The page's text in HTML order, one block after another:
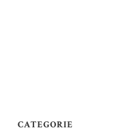
CATEGORIE